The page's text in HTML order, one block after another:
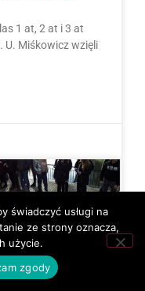
1 at, 2 at i 3 at
U. Miśkowicz wzięli
świadczyć usługi na
ze strony oznacza,
użycie.
zgody